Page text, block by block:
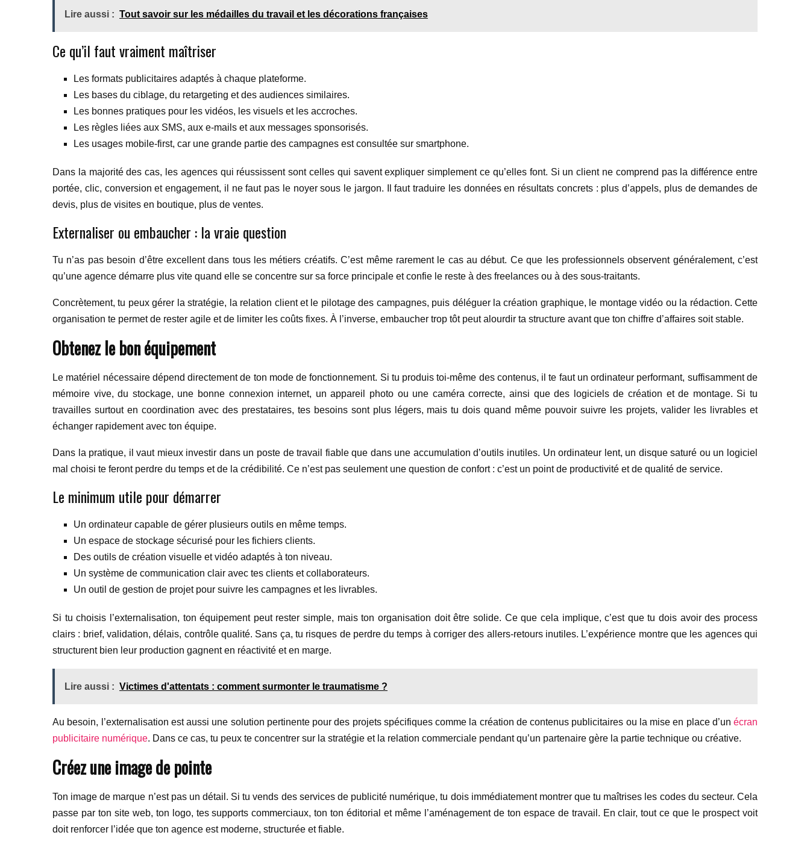
Lire aussi : Tout savoir sur les médailles du travail et les décorations françaises
Ce qu’il faut vraiment maîtriser
Les formats publicitaires adaptés à chaque plateforme.
Les bases du ciblage, du retargeting et des audiences similaires.
Les bonnes pratiques pour les vidéos, les visuels et les accroches.
Les règles liées aux SMS, aux e-mails et aux messages sponsorisés.
Les usages mobile-first, car une grande partie des campagnes est consultée sur smartphone.
Dans la majorité des cas, les agences qui réussissent sont celles qui savent expliquer simplement ce qu’elles font. Si un client ne comprend pas la différence entre
portée, clic, conversion et engagement, il ne faut pas le noyer sous le jargon. Il faut traduire les données en résultats concrets : plus d’appels, plus de demandes de
devis, plus de visites en boutique, plus de ventes.
Externaliser ou embaucher : la vraie question
Tu n’as pas besoin d’être excellent dans tous les métiers créatifs. C’est même rarement le cas au début. Ce que les professionnels observent généralement, c’est
qu’une agence démarre plus vite quand elle se concentre sur sa force principale et confie le reste à des freelances ou à des sous-traitants.
Concrètement, tu peux gérer la stratégie, la relation client et le pilotage des campagnes, puis déléguer la création graphique, le montage vidéo ou la rédaction. Cette
organisation te permet de rester agile et de limiter les coûts fixes. À l’inverse, embaucher trop tôt peut alourdir ta structure avant que ton chiffre d’affaires soit stable.
Obtenez le bon équipement
Le matériel nécessaire dépend directement de ton mode de fonctionnement. Si tu produis toi-même des contenus, il te faut un ordinateur performant, suffisamment de
mémoire vive, du stockage, une bonne connexion internet, un appareil photo ou une caméra correcte, ainsi que des logiciels de création et de montage. Si tu
travailles surtout en coordination avec des prestataires, tes besoins sont plus légers, mais tu dois quand même pouvoir suivre les projets, valider les livrables et
échanger rapidement avec ton équipe.
Dans la pratique, il vaut mieux investir dans un poste de travail fiable que dans une accumulation d’outils inutiles. Un ordinateur lent, un disque saturé ou un logiciel
mal choisi te feront perdre du temps et de la crédibilité. Ce n’est pas seulement une question de confort : c’est un point de productivité et de qualité de service.
Le minimum utile pour démarrer
Un ordinateur capable de gérer plusieurs outils en même temps.
Un espace de stockage sécurisé pour les fichiers clients.
Des outils de création visuelle et vidéo adaptés à ton niveau.
Un système de communication clair avec tes clients et collaborateurs.
Un outil de gestion de projet pour suivre les campagnes et les livrables.
Si tu choisis l’externalisation, ton équipement peut rester simple, mais ton organisation doit être solide. Ce que cela implique, c’est que tu dois avoir des process
clairs : brief, validation, délais, contrôle qualité. Sans ça, tu risques de perdre du temps à corriger des allers-retours inutiles. L’expérience montre que les agences qui
structurent bien leur production gagnent en réactivité et en marge.
Lire aussi : Victimes d'attentats : comment surmonter le traumatisme ?
Au besoin, l’externalisation est aussi une solution pertinente pour des projets spécifiques comme la création de contenus publicitaires ou la mise en place d’un écran
publicitaire numérique. Dans ce cas, tu peux te concentrer sur la stratégie et la relation commerciale pendant qu’un partenaire gère la partie technique ou créative.
Créez une image de pointe
Ton image de marque n’est pas un détail. Si tu vends des services de publicité numérique, tu dois immédiatement montrer que tu maîtrises les codes du secteur. Cela
passe par ton site web, ton logo, tes supports commerciaux, ton ton éditorial et même l’aménagement de ton espace de travail. En clair, tout ce que le prospect voit
doit renforcer l’idée que ton agence est moderne, structurée et fiable.